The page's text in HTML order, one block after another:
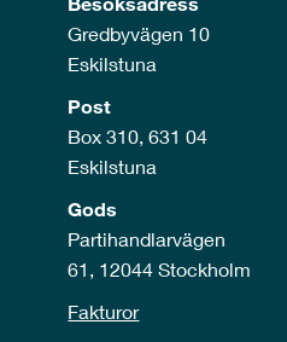
Gredbyvägen 10
Eskilstuna
Post
Box 310, 631 04
Eskilstuna
Gods
Partihandlarvägen
61, 12044 Stockholm
Fakturor